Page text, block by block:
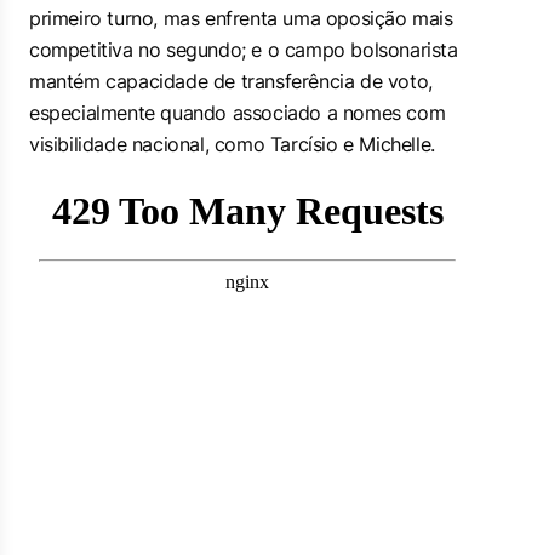
primeiro turno, mas enfrenta uma oposição mais
competitiva no segundo; e o campo bolsonarista
mantém capacidade de transferência de voto,
especialmente quando associado a nomes com
visibilidade nacional, como Tarcísio e Michelle.